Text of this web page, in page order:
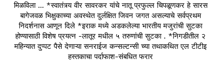
मिळविला ... *स्वातंत्र्य वीर सावरकर यांचे नातू प्रफुल्ल चिपळूणकर हे सारस
बागेजवळ भिक्षुकाच्या अवस्थेत दुर्लक्षित जिवन जगत असल्याचे सर्वप्रथम
निदर्शनास आणून दिले *इराक मध्ये अडकलेल्या भारतीय मजुरांची सुटका
होण्यासाठी विशेष प्रयत्न -लातूर मधील ५ तरुणांची सुटका . *निगडीतील २
महिन्यात दुप्पट पैसे देणाऱ्या सनराईज कन्सल्टन्सी च्या तथाकथित एल टीटीइ
हस्तकाचा पर्दाफाश-संबधित फरार